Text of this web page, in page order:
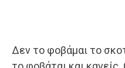
Δεν το φοβάμαι το